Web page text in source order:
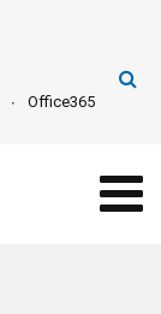
Office365